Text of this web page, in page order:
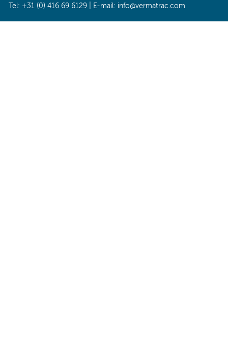
Tel: +31 (0) 416 69 6129 | E-mail: info@vermatrac.com